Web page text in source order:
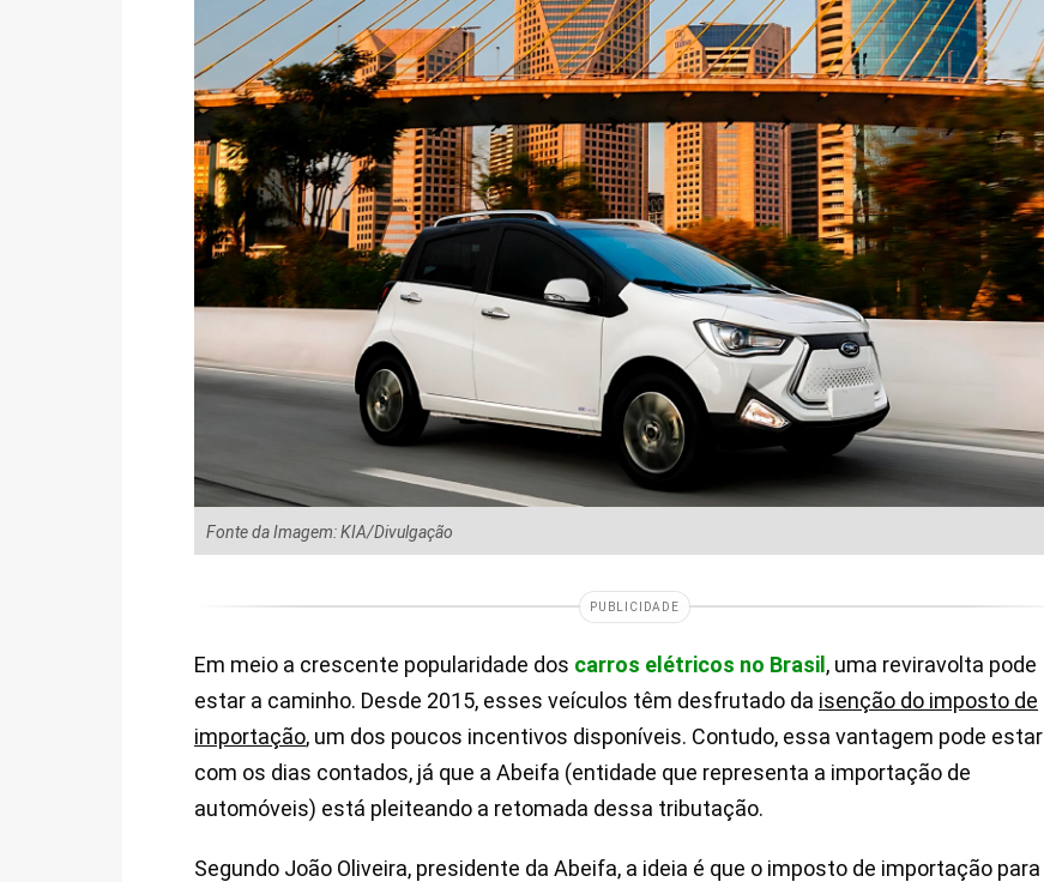
Fonte da Imagem: KIA/Divulgação
PUBLICIDADE
Em meio a crescente popularidade dos carros elétricos no Brasil , uma reviravolta pode
estar a caminho. Desde 2015, esses veículos têm desfrutado da isenção do imposto de
importação, um dos poucos incentivos disponíveis. Contudo, essa vantagem pode estar
com os dias contados, já que a Abeifa (entidade que representa a importação de
automóveis) está pleiteando a retomada dessa tributação.
Segundo João Oliveira, presidente da Abeifa, a ideia é que o imposto de importação para